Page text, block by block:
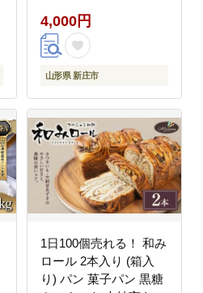
4,000円
山形県 新庄市
1日100個売れる！ 和み
ロール 2本入り (箱入
り) パン 菓子パン 黒糖